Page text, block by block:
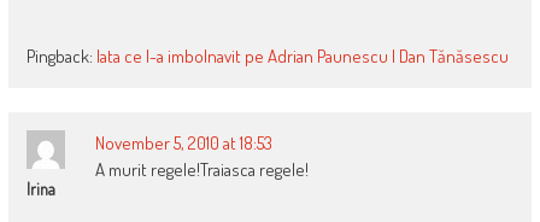
Pingback: Iata ce l-a imbolnavit pe Adrian Paunescu | Dan Tănăsescu
Irina
November 5, 2010 at 18:53
A murit regele!Traiasca regele!